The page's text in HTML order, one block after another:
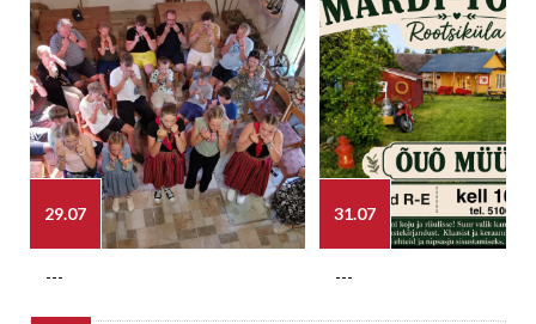
29.07
---
31.07
---